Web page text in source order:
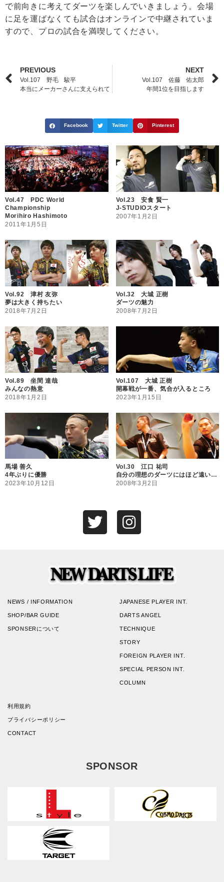
で前向きに考えてダーツを楽しんでいきましょう。会場
に足を運ばなくても試合はオンラインで中継されていま
すので、プロの試合を満喫してください。
PREVIOUS
Vol.107 野毛 駿平
本当にメーカーさんに支えられて
NEXT
Vol.107 佐藤 佑太郎
年間1位を目指します
Facebook Twitter Pinterest
Vol.47 PDC World
Championship
Morihiro Hashimoto
2011年1月5日
Vol.23 安食 賢一
J-STUDIOスタート
2007年1月2日
Vol.92 津村 友弥
夢は大きく持ちたい
2018年7月2日
Vol.32 大城 正樹
ダーツの魅力
2008年7月2日
Vol.89 坐間 達哉
みんなの熱意
2018年1月2日
Vol.107 大城 正樹
開幕戦が一番、気合が入るところ
2023年1月15日
馬場 善久
4年ぶりに優勝
2023年10月12日
Vol.30 江口 祐司
自分の理想のダーツにはほど遠い…
2008年3月2日
NEWS / INFORMATION
SHOP/BAR GUIDE
SPONSERについて
JAPANESE PLAYER INT.
DARTS ANGEL
TECHNIQUE
STORY
FOREIGN PLAYER INT.
SPECIAL PERSON INT.
COLUMN
利用規約
プライバシーポリシー
CONTACT
SPONSOR